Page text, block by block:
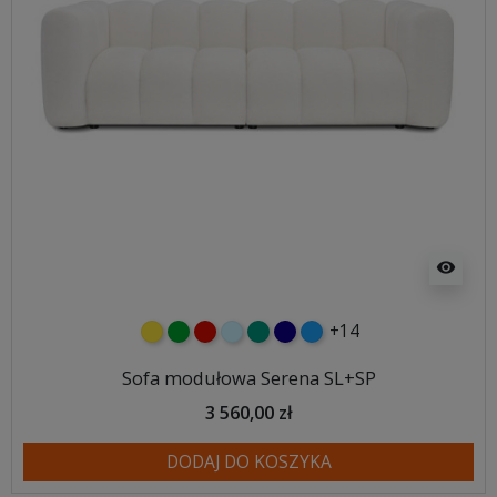
visibility
żółtyzielonyczerwony
błękitnyturkusowy
granatowy
niebieski
+14
Sofa modułowa Serena SL+SP
3 560,00 zł
DODAJ DO KOSZYKA